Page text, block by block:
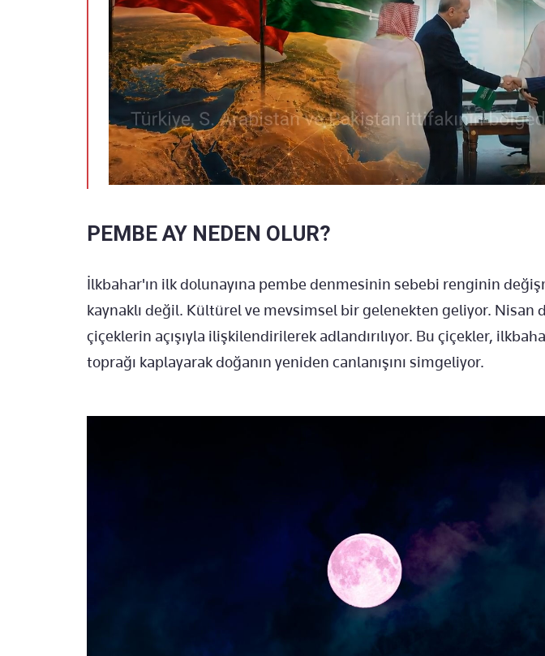
PEMBE AY NEDEN OLUR?
İlkbahar'ın ilk dolunayına pembe denmesinin sebebi renginin
kaynaklı değil. Kültürel ve mevsimsel bir gelenekten geliyor. Nisan
çiçeklerin açışıyla ilişkilendirilerek adlandırılıyor. Bu çiçekler,
toprağı kaplayarak doğanın yeniden canlanışını simgeliyor.